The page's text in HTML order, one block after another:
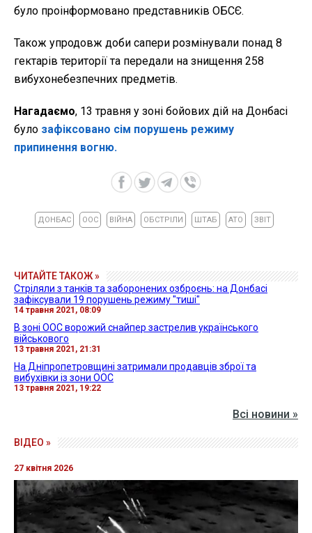
було проінформовано представників ОБСЄ.
Також упродовж доби сапери розмінували понад 8
гектарів території та передали на знищення 258
вибухонебезпечних предметів.
Нагадаємо, 13 травня у зоні бойових дій на Донбасі
було зафіксовано сім порушень режиму
припинення вогню.
ДОНБАС ООС ВІЙНА ОБСТРІЛИ ШТАБ АТО ЗВІТ
ЧИТАЙТЕ ТАКОЖ »
Стріляли з танків та заборонених озброєнь: на Донбасі
зафіксували 19 порушень режиму "тиші"
14 травня 2021, 08:09
В зоні ООС ворожий снайпер застрелив українського
військового
13 травня 2021, 21:31
На Дніпропетровщині затримали продавців зброї та
вибухівки із зони ООС
13 травня 2021, 19:22
Всі новини »
ВІДЕО »
27 квітня 2026